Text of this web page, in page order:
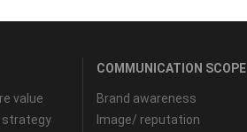
value
strategy
COMMUNICATION SCOPE
Brand awareness
Image/ reputation